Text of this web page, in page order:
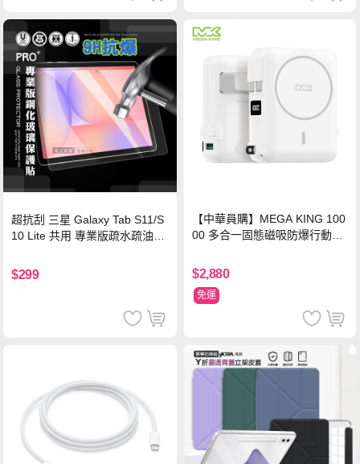
超抗刮 三星 Galaxy Tab S11/S
10 Lite 共用 專業版疏水疏油9H
$299
【中華員購】MEGA KING 100
00 多合一固態磁吸防爆行動電
$2,880
免運